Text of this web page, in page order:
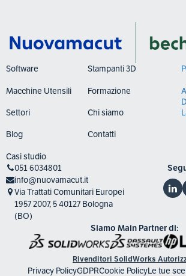
Siamo Main Partner di:
Rivenditori SolidWorks
051 6034801
info@nuovamacut.it
Via Trattati Comunitari Europei
1957 2007, 5 40127 Bologna
(BO)
Software Stampanti 3D
Macchine Utensili Formazione
Settori Chi siamo
Blog Contatti
Casi studio
Privacy PolicyGDPRCookie PolicyLe tue